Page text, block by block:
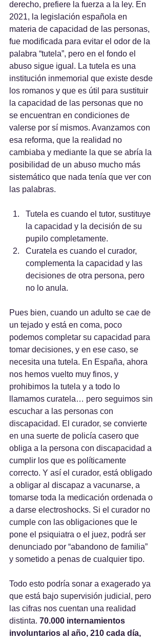
derecho, prefiere la fuerza a la ley. En
2021, la legislación española en
materia de capacidad de las personas,
fue modificada para evitar el odor de la
palabra “tutela”, pero en el fondo el
abuso sigue igual. La tutela es una
institución inmemorial que existe desde
los romanos y que es útil para sustituir
la capacidad de las personas que no
se encuentran en condiciones de
valerse por sí mismos. Avanzamos con
esa reforma, que la realidad no
cambiaba y mediante la que se abría la
posibilidad de un abuso mucho más
sistemático que nada tenía que ver con
las palabras.
Tutela es cuando el tutor, sustituye
la capacidad y la decisión de su
pupilo completamente.
Curatela es cuando el curador,
complementa la capacidad y las
decisiones de otra persona, pero
no lo anula.
Pues bien, cuando un adulto se cae de
un tejado y está en coma, poco
podemos completar su capacidad para
tomar decisiones, y en ese caso, se
necesita una tutela. En España, ahora
nos hemos vuelto muy finos, y
prohibimos la tutela y a todo lo
llamamos curatela… pero seguimos sin
escuchar a las personas con
discapacidad. El curador, se convierte
en una suerte de policía casero que
obliga a la persona con discapacidad a
cumplir los que es políticamente
correcto. Y así el curador, está obligado
a obligar al discapaz a vacunarse, a
tomarse toda la medicación ordenada o
a darse electroshocks. Si el curador no
cumple con las obligaciones que le
pone el psiquiatra o el juez, podrá ser
denunciado por “abandono de familia”
y sometido a penas de cualquier tipo.
Todo esto podría sonar a exagerado ya
que está bajo supervisión judicial, pero
las cifras nos cuentan una realidad
distinta. 70.000 internamientos
involuntarios al año, 210 cada día,